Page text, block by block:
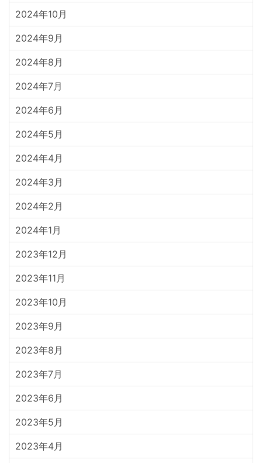
2024年10月
2024年9月
2024年8月
2024年7月
2024年6月
2024年5月
2024年4月
2024年3月
2024年2月
2024年1月
2023年12月
2023年11月
2023年10月
2023年9月
2023年8月
2023年7月
2023年6月
2023年5月
2023年4月